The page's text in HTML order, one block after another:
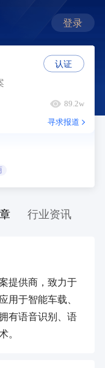
登录
89.2w
寻求报道
认证
行业资讯
提供商，致力于
用于智能车载、
有语音识别、语